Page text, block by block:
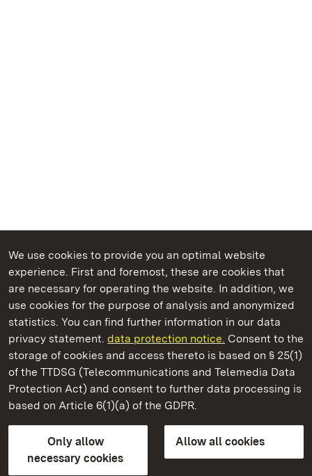
We use cookies to provide you an optimal website
experience. First and foremost, these are cookies that
are necessary for operating the website. In addition, we
use cookies for the purpose of analysis and anonymized
statistics. You can find further information in our data
privacy statement. data protection notice. Consent to the
storage of cookies and access thereto is based on § 25(1)
of the TTDSG (Telecommunications and Telemedia Data
Protection Act) and consent to further data processing is
based on Article 6(1)(a) of the GDPR.
Only allow
necessary cookies
Allow all cookies
State Palaces and Gardens of Baden-Wuerttemberg
Mannheim Baroque Palace
State Palaces and Gardens of Baden-Wuerttemberg
Contact usFAQMasthead